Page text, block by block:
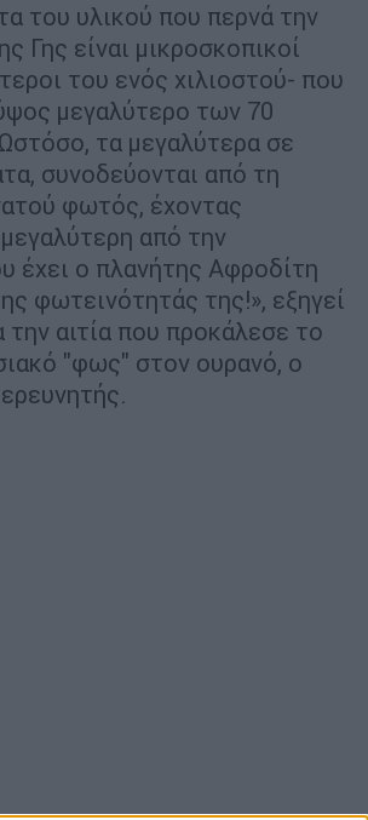
του υλικού που περνά την
Γης είναι μικροσκοπικοί
του ενός χιλιοστού- που
μεγαλύτερο των 70
τα μεγαλύτερα σε
συνοδεύονται από τη
φωτός, έχοντας
από την
έχει ο πλανήτης Αφροδίτη
φωτεινότητάς της!», εξηγεί
την αιτία που προκάλεσε το
"φως" στον ουρανό, ο